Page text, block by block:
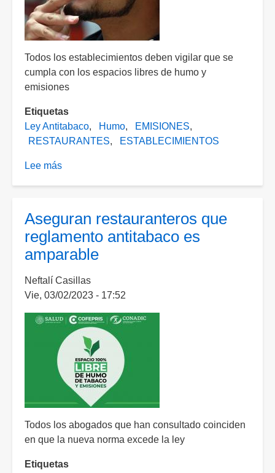
Todos los establecimientos deben vigilar que se
cumpla con los espacios libres de humo y
emisiones
Etiquetas
Ley Antitabaco
Humo
EMISIONES
RESTAURANTES
ESTABLECIMIENTOS
Lee más
antitabaco
funcione
establecimientos
ser
rigurosos
en
su
aplicación,
piden
comerciantes
Aseguran restauranteros que
reglamento antitabaco es
amparable
Neftalí Casillas
Vie, 03/02/2023 - 17:52
Todos los abogados que han consultado coinciden
en que la nueva norma excede la ley
Etiquetas